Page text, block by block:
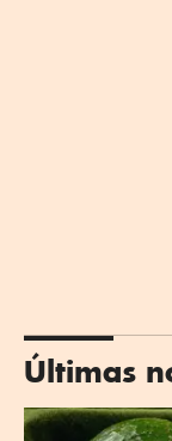
Últimas